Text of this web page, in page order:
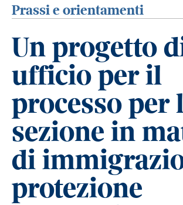
Prassi e orientamenti
Un progetto
ufficio per il
processo per
sezione in
di
protezione